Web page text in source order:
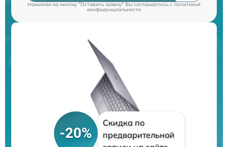
Нажимая на кнопку "Оставить заявку" Вы соглашаетесь cполитикой
конфиденциальности
-20%
Скидка по
предварительной